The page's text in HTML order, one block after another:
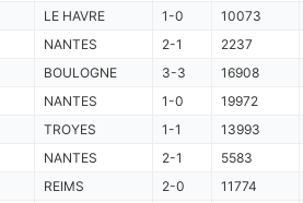
LE HAVRE 1-0
10073
NANTES 2-1
2237
BOULOGNE 3-3
16908
NANTES 1-0
19972
TROYES 1-1
13993
NANTES 2-1
5583
REIMS 2-0 11774